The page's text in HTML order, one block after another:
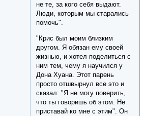
не те, за кого себя выдают.
Люди, которым мы старались
помочь".
"Крис был моим близким
другом. Я обязан ему своей
жизнью, и хотел поделиться с
ним тем, чему я научился у
Дона Хуана. Этот парень
просто отшвырнул все это и
сказал: "Я не могу поверить,
что ты говоришь об этом. Не
приставай ко мне с этим". Он